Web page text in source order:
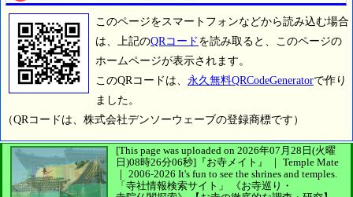
このページをスマートフォンなどから読み込む場合
は、上記のQRコード を読み取ると、このページの
ホームページが表示されます。
このQRコードは、 永久無料QRCodeGeneratorで作り
ました。
（QRコードは、株式会社デンソーウェーブの登録商標です）
[This page was uploaded on 2026年07月28日(火曜
日)08時26分06秒] 『お寺メイト』 ｜ Temple Mate
｜ 2006-2026 It's fun to see the shrines and temples.
「寺社情報検索サイト」
《お寺巡り・